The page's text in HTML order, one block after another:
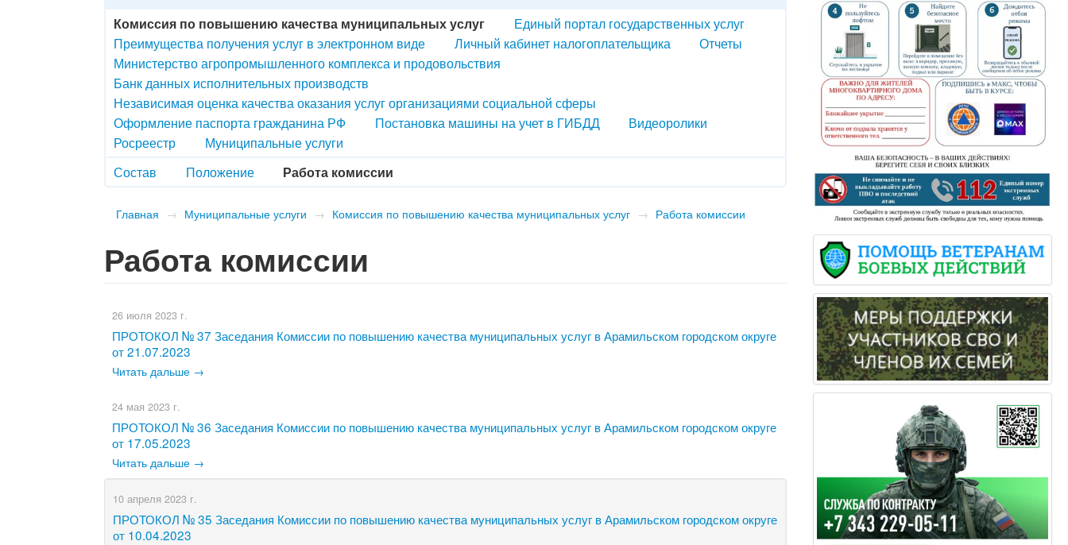
Комиссия по повышению качества муниципальных услуг
Единый портал государственных услуг
Преимущества получения услуг в электронном виде
Личный кабинет налогоплательщика
Отчеты
Министерство агропромышленного комплекса и продовольствия
Банк данных исполнительных производств
Независимая оценка качества оказания услуг организациями социальной сферы
Оформление паспорта гражданина РФ
Постановка машины на учет в ГИБДД
Видеоролики
Росреестр
Муниципальные услуги
Состав
Положение Работа комиссии
Главная → Муниципальные услуги → Комиссия по повышению качества муниципальных услуг → Работа комиссии
Работа комиссии
26 июля 2023 г.
ПРОТОКОЛ № 37 Заседания Комиссии по повышению качества муниципальных услуг в Арамильском городском округе
от 21.07.2023
Читать дальше →
24 мая 2023 г.
ПРОТОКОЛ № 36 Заседания Комиссии по повышению качества муниципальных услуг в Арамильском городском округе
от 17.05.2023
Читать дальше →
10 апреля 2023 г.
ПРОТОКОЛ № 35 Заседания Комиссии по повышению качества муниципальных услуг в Арамильском городском округе
от 10.04.2023